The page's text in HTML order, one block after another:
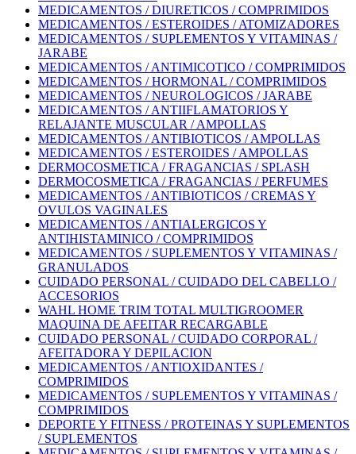
MEDICAMENTOS / DIURETICOS / COMPRIMIDOS
MEDICAMENTOS / ESTEROIDES / ATOMIZADORES
MEDICAMENTOS / SUPLEMENTOS Y VITAMINAS /
JARABE
MEDICAMENTOS / ANTIMICOTICO / COMPRIMIDOS
MEDICAMENTOS / HORMONAL / COMPRIMIDOS
MEDICAMENTOS / NEUROLOGICOS / JARABE
MEDICAMENTOS / ANTIIFLAMATORIOS Y
RELAJANTE MUSCULAR / AMPOLLAS
MEDICAMENTOS / ANTIBIOTICOS / AMPOLLAS
MEDICAMENTOS / ESTEROIDES / AMPOLLAS
DERMOCOSMETICA / FRAGANCIAS / SPLASH
DERMOCOSMETICA / FRAGANCIAS / PERFUMES
MEDICAMENTOS / ANTIBIOTICOS / CREMAS Y
OVULOS VAGINALES
MEDICAMENTOS / ANTIALERGICOS Y
ANTIHISTAMINICO / COMPRIMIDOS
MEDICAMENTOS / SUPLEMENTOS Y VITAMINAS /
GRANULADOS
CUIDADO PERSONAL / CUIDADO DEL CABELLO /
ACCESORIOS
WAHL HOME TRIM TOTAL MULTIGROOMER
MAQUINA DE AFEITAR RECARGABLE
CUIDADO PERSONAL / CUIDADO CORPORAL /
AFEITADORA Y DEPILACION
MEDICAMENTOS / ANTIOXIDANTES /
COMPRIMIDOS
MEDICAMENTOS / SUPLEMENTOS Y VITAMINAS /
COMPRIMIDOS
DEPORTE Y FITNESS / PROTEINAS Y SUPLEMENTOS
/ SUPLEMENTOS